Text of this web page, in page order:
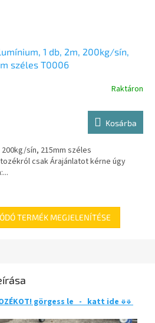
1 db, 2m, 200kg/sín,
széles T0006
Raktáron
Kosárba
sín, 215mm széles
csak Árajánlatot kérne úgy
TERMÉK MEGJELENÍTÉSE
görgess le - katt ide ⇓⇓